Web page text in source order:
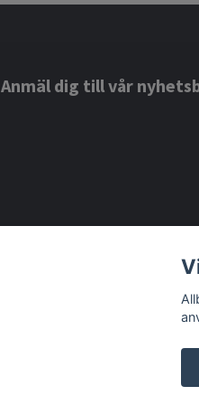
Anmäl dig till vår